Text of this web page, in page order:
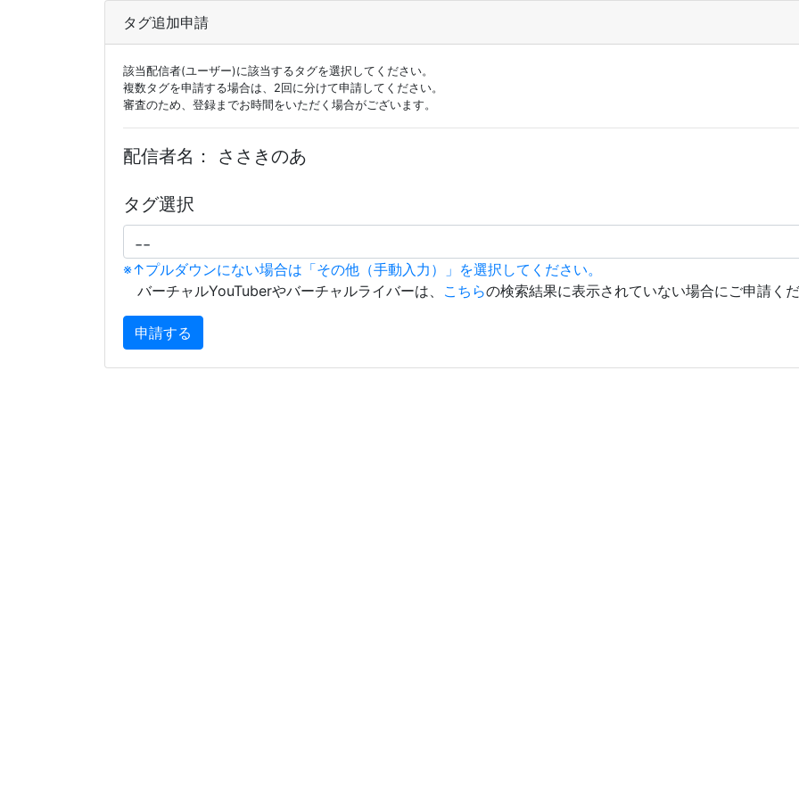
タグ追加申請
該当配信者(ユーザー)に該当するタグを選択してください。
複数タグを申請する場合は、2回に分けて申請してください。
審査のため、登録までお時間をいただく場合がございます。
配信者名： ささきのあ
タグ選択
※↑プルダウンにない場合は「その他（手動入力）」を選択してください。
バーチャルYouTuberやバーチャルライバーは、 こちらの検索結果に表示されていない場合にご申請く
申請する